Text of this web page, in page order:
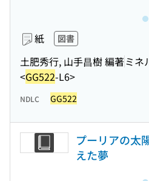
紙 図書
土肥秀行, 山手昌樹 編著ミネ
<GG522-L6>
NDLC GG522
プーリアの太
えた夢